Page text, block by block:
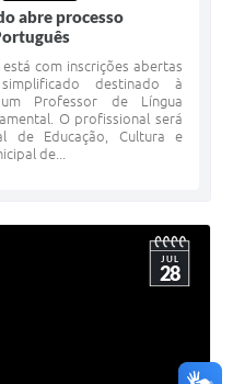
abre processo
com inscrições abertas
destinado à
Professor de Língua
O profissional será
de Educação, Cultura e
de...
JUL
28